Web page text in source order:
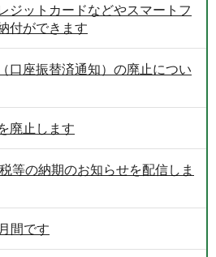
ジットカードなどやスマートフ
付ができます
口座振替済通知）の廃止につい
廃止します
等の納期のお知らせを配信しま
間です